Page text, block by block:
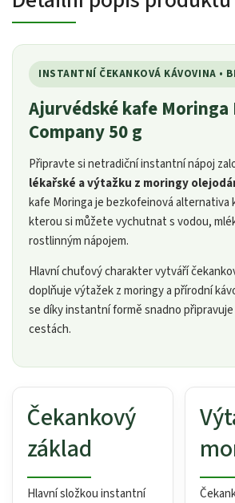
INSTANTNÍ ČEKANKOVÁ KÁVOVINA •
Ajurvédské kafe Moringa
Company 50 g
Připravte si netradiční instantní nápoj
lékařské a výtažku z moringy
kafe Moringa je bezkofeinová alternativa
kterou si můžete vychutnat s vodou,
rostlinným nápojem.
Hlavní chuťový charakter vytváří
doplňuje výtažek z moringy a přírodní
se díky instantní formě snadno připravuje
cestách.
Čekankový
základ
Hlavní složkou instantní